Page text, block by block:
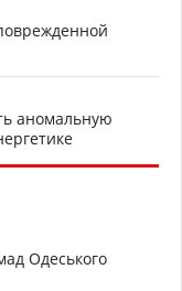
аномальную
Одеського